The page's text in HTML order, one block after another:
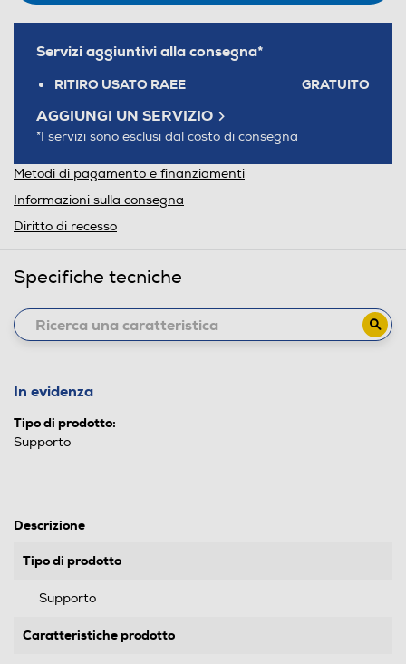
Servizi aggiuntivi alla consegna*
RITIRO USATO RAEE GRATUITO
AGGIUNGI UN SERVIZIO
*I servizi sono esclusi dal costo di consegna
Metodi di pagamento e finanziamenti
Informazioni sulla consegna
Diritto di recesso
Specifiche tecniche
In evidenza
Tipo di prodotto:
Supporto
Descrizione
Tipo di prodotto
Supporto
Caratteristiche prodotto